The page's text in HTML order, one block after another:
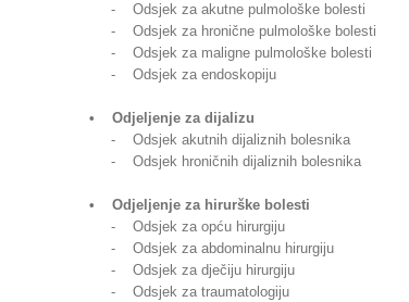
- Odsjek za akutne pulmološke bolesti
- Odsjek za hronične pulmološke bolesti
- Odsjek za maligne pulmološke bolesti
- Odsjek za endoskopiju
• Odjeljenje za dijalizu
- Odsjek akutnih dijaliznih bolesnika
- Odsjek hroničnih dijaliznih bolesnika
• Odjeljenje za hirurške bolesti
- Odsjek za opću hirurgiju
- Odsjek za abdominalnu hirurgiju
- Odsjek za dječiju hirurgiju
- Odsjek za traumatologiju